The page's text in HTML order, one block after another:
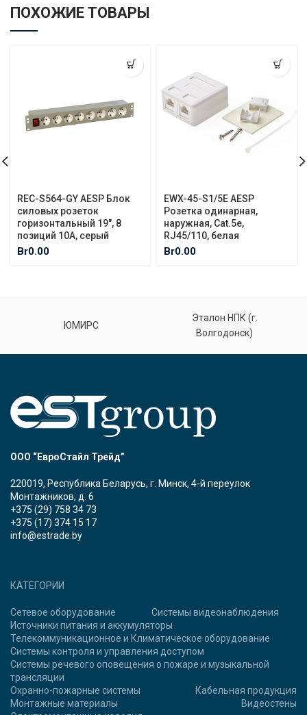
ПОХОЖИЕ ТОВАРЫ
REC-S564-GY AESP Блок
силовых розеток
горизонтальный 19″, 8
позиций 10A, серый
Br0.00
EWX-45-S1/5E AESP
Розетка одинарная,
наружная, Cat.5e,
RJ45/110, белая
Br0.00
ЮМИРС
Эталон НПК (г.
Волгодонск)
ООО “ЕвроСтайл Трейд”
220019, Республика Беларусь, г. Минск, 4-й переулок
Монтажников, д. 6
+375 (29) 758 34 73
+375 (17) 374 15 17
info@estrade.by
КАТЕГОРИИ
Сетевое оборудование
Системы видеонаблюдения
Источники питания и аккумуляторы
Телекоммуникационное и Климатическое оборудование
Системы контроля и управления доступом
Системы речевого оповещения о пожаре и музыкальной
трансляции
Охранно-пожарные системы
Кабельная продукция
Монтажные материалы
Видеостены